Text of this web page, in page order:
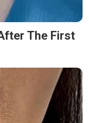
The First